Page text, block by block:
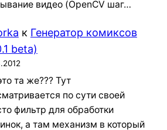
видео (OpenCV шаг…
к Генератор комиксов
beta)
та же??? Тут
по сути своей
фильтр для обработки
а там механизм в который